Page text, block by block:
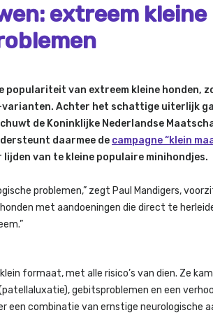
extreem
populariteit van extreem kleine honden,
varianten. Achter het schattige uiterlijk
de Koninklijke Nederlandse
daarmee de campagne “klein
van te kleine populaire minihondjes.
problemen,” zegt Paul Mandigers,
met aandoeningen die direct te
formaat, met alle risico’s van dien. Ze
gebitsproblemen en een
een combinatie van ernstige neurologische